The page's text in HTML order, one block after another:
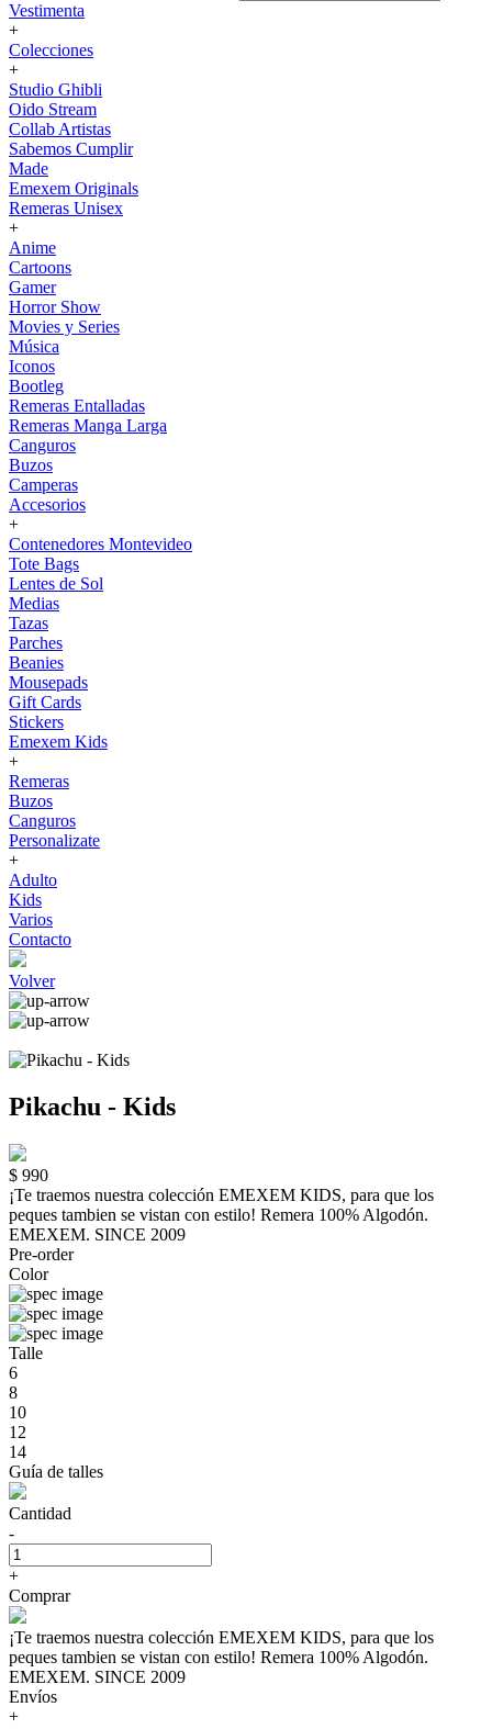
Vestimenta
+
Colecciones
+
Studio Ghibli
Oido Stream
Collab Artistas
Sabemos Cumplir
Made
Emexem Originals
Remeras Unisex
+
Anime
Cartoons
Gamer
Horror Show
Movies y Series
Música
Iconos
Bootleg
Remeras Entalladas
Remeras Manga Larga
Canguros
Buzos
Camperas
Accesorios
+
Contenedores Montevideo
Tote Bags
Lentes de Sol
Medias
Tazas
Parches
Beanies
Mousepads
Gift Cards
Stickers
Emexem Kids
+
Remeras
Buzos
Canguros
Personalizate
+
Adulto
Kids
Varios
Contacto
Volver
Pikachu - Kids
$ 990
¡Te traemos nuestra colección EMEXEM KIDS, para que los
peques tambien se vistan con estilo! Remera 100% Algodón.
EMEXEM. SINCE 2009
Pre-order
Color
Talle
6
8
10
12
14
Guía de talles
Cantidad
-
+
Comprar
¡Te traemos nuestra colección EMEXEM KIDS, para que los
peques tambien se vistan con estilo! Remera 100% Algodón.
EMEXEM. SINCE 2009
Envíos
+